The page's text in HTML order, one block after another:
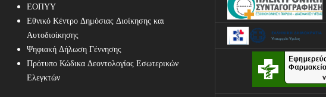
ΕΟΠΥΥ
Εθνικό Κέντρο Δημόσιας Διοίκησης και
Αυτοδιοίκησης
Ψηφιακή Δήλωση Γέννησης
Πρότυπο Κώδικα Δεοντολογίας Εσωτερικών
Ελεγκτών